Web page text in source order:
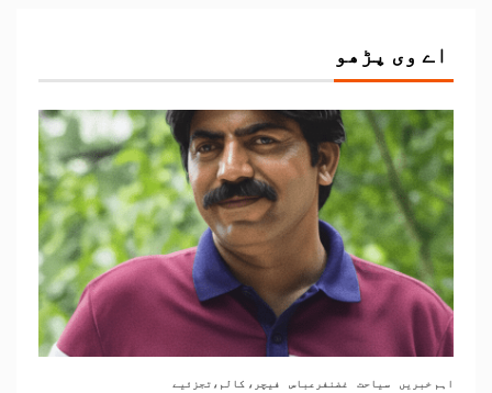
اے وی پڑھو
اہم خبریں سیاحت غضنفرعباس فیچر، کالم،تجزئیے